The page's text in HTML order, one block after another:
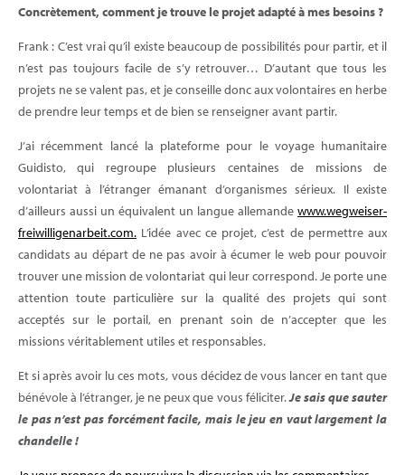
Concrètement, comment je trouve le projet adapté à mes besoins ?
Frank : C’est vrai qu’il existe beaucoup de possibilités pour partir, et il
n’est pas toujours facile de s’y retrouver… D’autant que tous les
projets ne se valent pas, et je conseille donc aux volontaires en herbe
de prendre leur temps et de bien se renseigner avant partir.
J’ai récemment lancé la plateforme pour le voyage humanitaire
Guidisto, qui regroupe plusieurs centaines de missions de
volontariat à l’étranger émanant d’organismes sérieux. Il existe
d’ailleurs aussi un équivalent un langue allemande www.wegweiser-
freiwilligenarbeit.com. L’idée avec ce projet, c’est de permettre aux
candidats au départ de ne pas avoir à écumer le web pour pouvoir
trouver une mission de volontariat qui leur correspond. Je porte une
attention toute particulière sur la qualité des projets qui sont
acceptés sur le portail, en prenant soin de n’accepter que les
missions véritablement utiles et responsables.
Et si après avoir lu ces mots, vous décidez de vous lancer en tant que
bénévole à l’étranger, je ne peux que vous féliciter.Je sais que sauter
le pas n’est pas forcément facile, mais le jeu en vaut largement la
chandelle !